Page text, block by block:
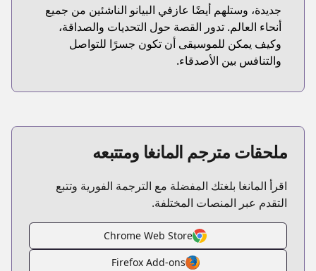
جديدة، وستلهم أيضًا عازفي البيانو الناشئين من جميع
أنحاء العالم. تدور القصة حول التحديات والصداقة،
وكيف يمكن للموسيقى أن تكون جسرًا للتواصل
والتنافس بين الأصدقاء.
ملحقات مترجم المانغا ومتتبعه
اقرأ المانغا بلغتك المفضلة مع الترجمة الفورية وتتبع
التقدم عبر المنصات المختلفة.
Chrome Web Store
Firefox Add-ons